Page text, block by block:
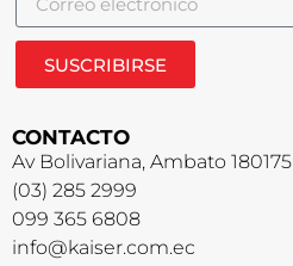
SUSCRIBIRSE
CONTACTO
Av Bolivariana, Ambato 180175
(03) 285 2999
099 365 6808
info@kaiser.com.ec